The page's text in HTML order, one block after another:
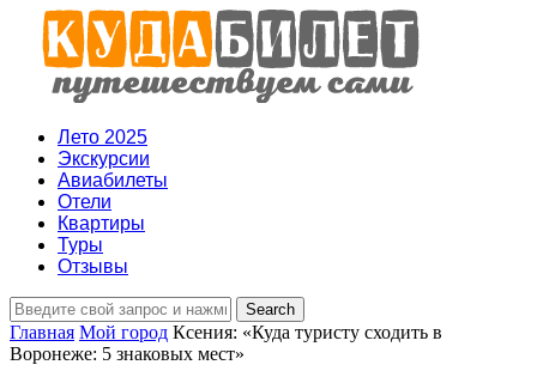
Лето 2025
Экскурсии
Авиабилеты
Отели
Квартиры
Туры
Отзывы
Главная Мой город Ксения: «Куда туристу сходить в
Воронеже: 5 знаковых мест»